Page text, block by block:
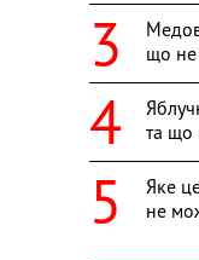
що
та що
Яке
не